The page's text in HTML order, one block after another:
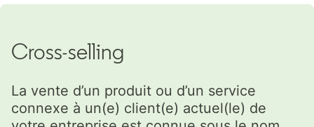
Cross-selling
La vente d’un produit ou d’un service
connexe à un(e) client(e) actuel(le) de